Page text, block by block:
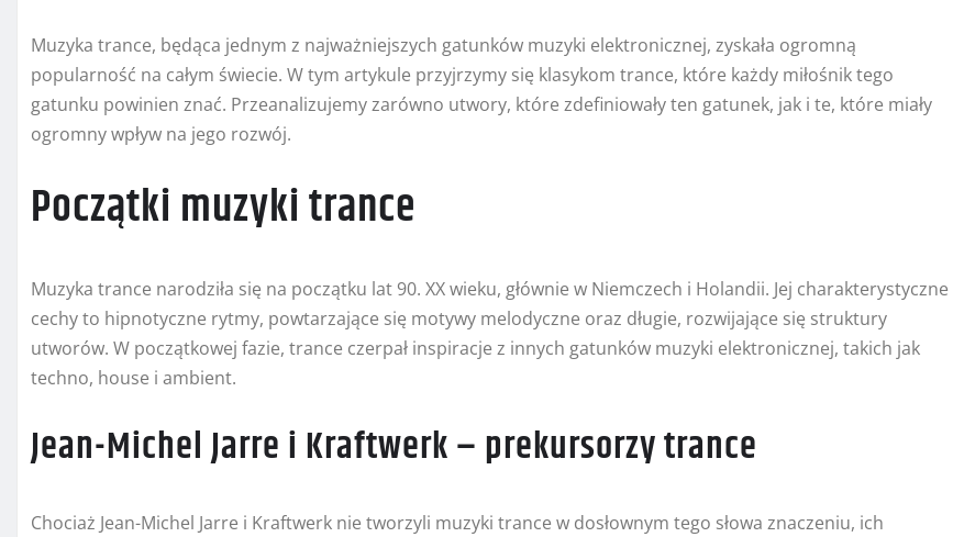
Muzyka trance, będąca jednym z najważniejszych gatunków muzyki elektronicznej, zyskała ogromną
popularność na całym świecie. W tym artykule przyjrzymy się klasykom trance, które każdy miłośnik tego
gatunku powinien znać. Przeanalizujemy zarówno utwory, które zdefiniowały ten gatunek, jak i te, które miały
ogromny wpływ na jego rozwój.
Początki muzyki trance
Muzyka trance narodziła się na początku lat 90. XX wieku, głównie w Niemczech i Holandii. Jej charakterystyczne
cechy to hipnotyczne rytmy, powtarzające się motywy melodyczne oraz długie, rozwijające się struktury
utworów. W początkowej fazie, trance czerpał inspiracje z innych gatunków muzyki elektronicznej, takich jak
techno, house i ambient.
Jean-Michel Jarre i Kraftwerk – prekursorzy trance
Chociaż Jean-Michel Jarre i Kraftwerk nie tworzyli muzyki trance w dosłownym tego słowa znaczeniu, ich